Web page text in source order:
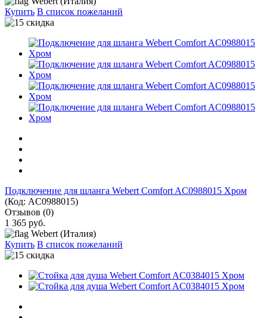
Купить В список пожеланий
Подключение для шланга Webert Comfort AC0988015 Хром
(Код: AC0988015)
Отзывов (0)
1 365 руб.
Webert (Италия)
Купить В список пожеланий